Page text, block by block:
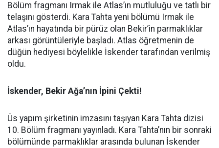
Bölüm fragmanı Irmak ile Atlas’ın mutluluğu ve tatlı bir
telaşını gösterdi. Kara Tahta yeni bölümü Irmak ile
Atlas’ın hayatında bir pürüz olan Bekir’in parmaklıklar
arkası görüntüleriyle başladı. Atlas öğretmenin de
düğün hediyesi böylelikle İskender tarafından verilmiş
oldu.
İskender, Bekir Ağa’nın İpini Çekti!
Üs yapım şirketinin imzasını taşıyan Kara Tahta dizisi
10. Bölüm fragmanı yayınladı. Kara Tahta’nın bir sonraki
bölümünde parmaklıklar arasında bulunan İskender